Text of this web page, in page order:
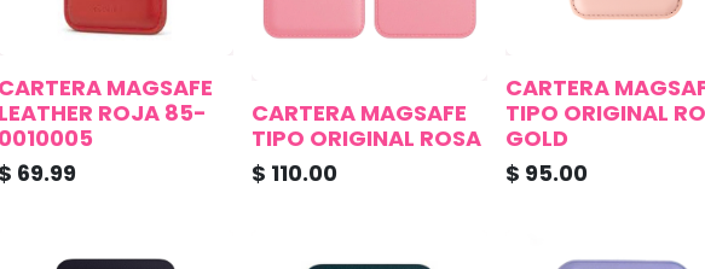
CARTERA MAGSAFE
LEATHER ROJA 85-
0010005
$ 69.99
CARTERA MAGSAFE
TIPO ORIGINAL ROSA
$ 110.00
CARTERA
TIPO ORIGINAL
GOLD
$ 95.00